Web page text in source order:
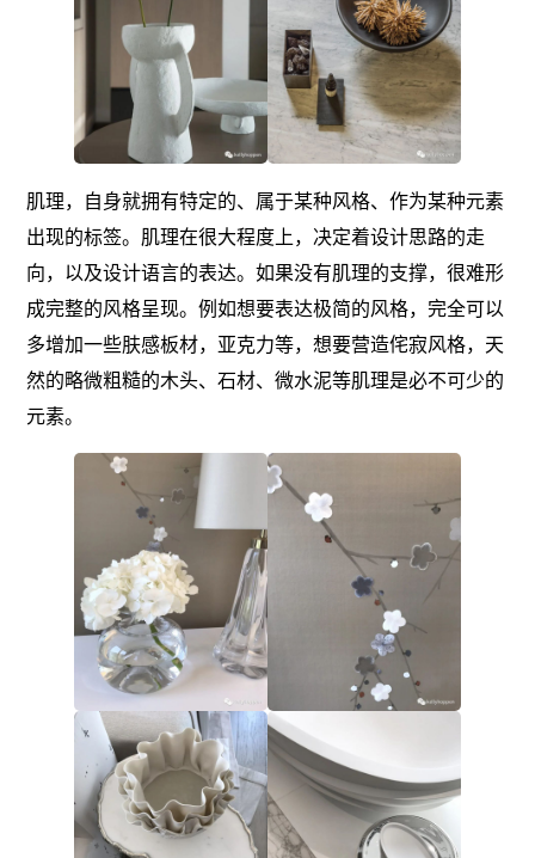
肌理，自身就拥有特定的、属于某种风格、作为某种元素
出现的标签。肌理在很大程度上，决定着设计思路的走
向，以及设计语言的表达。如果没有肌理的支撑，很难形
成完整的风格呈现。例如想要表达极简的风格，完全可以
多增加一些肤感板材，亚克力等，想要营造侘寂风格，天
然的略微粗糙的木头、石材、微水泥等肌理是必不可少的
元素。